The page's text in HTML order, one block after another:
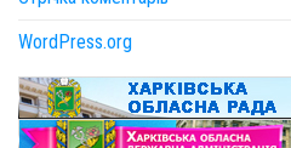
WordPress.org